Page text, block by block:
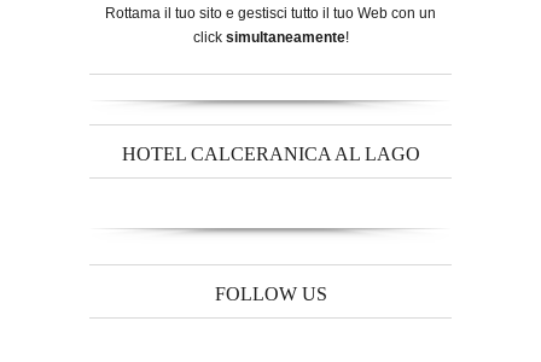
Rottama il tuo sito e gestisci tutto il tuo Web con un
click simultaneamente!
HOTEL CALCERANICA AL LAGO
FOLLOW US